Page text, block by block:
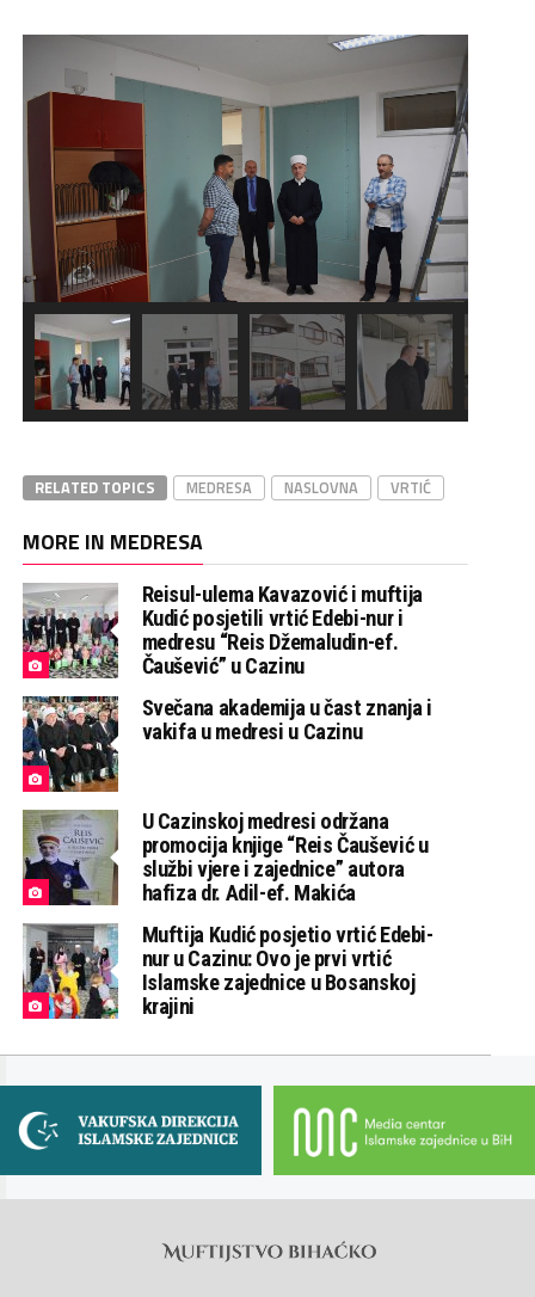
RELATED TOPICS MEDRESA NASLOVNA VRTIĆ
MORE IN MEDRESA
Reisul-ulema Kavazović i muftija
Kudić posjetili vrtić Edebi-nur i
medresu “Reis Džemaludin-ef.
Čaušević” u Cazinu
Svečana akademija u čast znanja i
vakifa u medresi u Cazinu
U Cazinskoj medresi održana
promocija knjige “Reis Čaušević u
službi vjere i zajednice” autora
hafiza dr. Adil-ef. Makića
Muftija Kudić posjetio vrtić Edebi-
nur u Cazinu: Ovo je prvi vrtić
Islamske zajednice u Bosanskoj
krajini